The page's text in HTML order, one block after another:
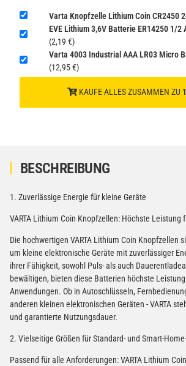
22,95 €
inkl. 19% USt. zzgl.Versand
(Gefahrgut UN3480 Versand
gem. SV188 ADR)
−
Varta Knopfzelle Lithium Coin CR2450
EVE Lithium 3,6V Batterie ER14250 1/2
(2,19 €)
Varta 4003 Industrial AAA LR03 Micro
(12,95 €)
KAUFE ALLES ZUSAMMEN ZU
BESCHREIBUNG
1. Zuverlässige Energie für kleine Geräte
VARTA Lithium Coin Knopfzellen: Höchste Leistung
Die hochwertigen VARTA Lithium Coin Knopfzellen
um kleine elektronische Geräte mit zuverlässiger
ihrer Fähigkeit, sowohl Puls- als auch
bewältigen, bieten diese Batterien höchste
Anwendungen. Ob in Autoschlüsseln,
anderen kleinen elektronischen Geräten - VARTA
und garantierte Nutzungsdauer.
2. Vielseitige Größen für Standard- und Smart-
Passend für alle Anforderungen: VARTA Lithium